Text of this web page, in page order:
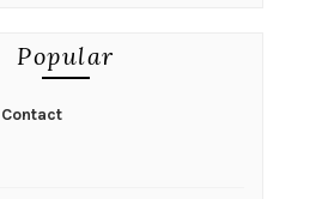
Popular
Contact